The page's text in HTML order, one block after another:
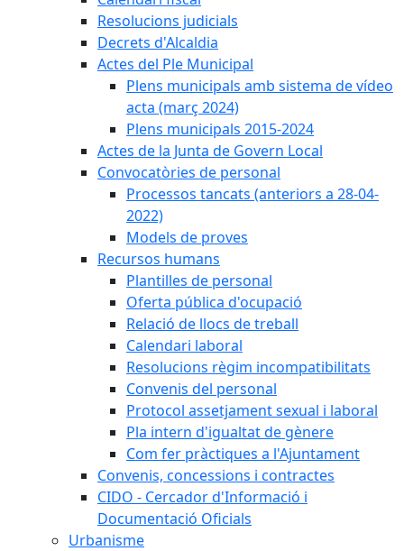
Resolucions judicials
Decrets d'Alcaldia
Actes del Ple Municipal
Plens municipals amb sistema de vídeo
acta (març 2024)
Plens municipals 2015-2024
Actes de la Junta de Govern Local
Convocatòries de personal
Processos tancats (anteriors a 28-04-
2022)
Models de proves
Recursos humans
Plantilles de personal
Oferta pública d'ocupació
Relació de llocs de treball
Calendari laboral
Resolucions règim incompatibilitats
Convenis del personal
Protocol assetjament sexual i laboral
Pla intern d'igualtat de gènere
Com fer pràctiques a l'Ajuntament
Convenis, concessions i contractes
CIDO - Cercador d'Informació i
Documentació Oficials
Urbanisme